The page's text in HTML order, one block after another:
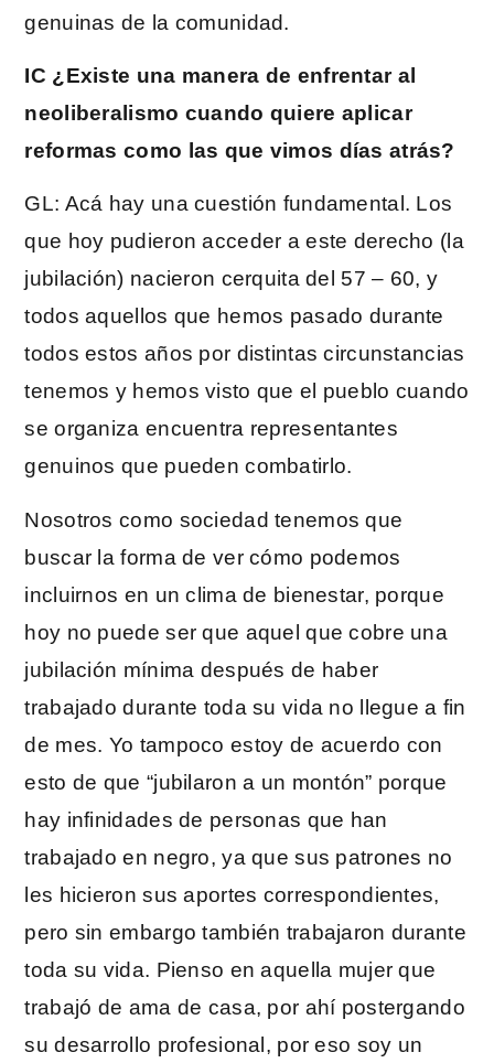
genuinas de la comunidad.
IC ¿Existe una manera de enfrentar al
neoliberalismo cuando quiere aplicar
reformas como las que vimos días atrás?
GL: Acá hay una cuestión fundamental. Los
que hoy pudieron acceder a este derecho (la
jubilación) nacieron cerquita del 57 – 60, y
todos aquellos que hemos pasado durante
todos estos años por distintas circunstancias
tenemos y hemos visto que el pueblo cuando
se organiza encuentra representantes
genuinos que pueden combatirlo.
Nosotros como sociedad tenemos que
buscar la forma de ver cómo podemos
incluirnos en un clima de bienestar, porque
hoy no puede ser que aquel que cobre una
jubilación mínima después de haber
trabajado durante toda su vida no llegue a fin
de mes. Yo tampoco estoy de acuerdo con
esto de que “jubilaron a un montón” porque
hay infinidades de personas que han
trabajado en negro, ya que sus patrones no
les hicieron sus aportes correspondientes,
pero sin embargo también trabajaron durante
toda su vida. Pienso en aquella mujer que
trabajó de ama de casa, por ahí postergando
su desarrollo profesional, por eso soy un